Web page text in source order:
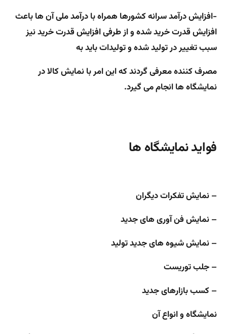
-افزایش درآمد سرانه کشورها همراه با درآمد ملی آن ها باعث
افزایش قدرت خرید شده و از طرفی افزایش قدرت خرید نیز
سبب تغییر در تولید شده و تولیدات باید به
مصرف کننده معرفی گردند که این امر با نمایش کالا در
نمایشگاه ها انجام می گیرد.
فواید نمایشگاه ها
– نمایش تفکرات دیگران
– نمایش فن آوری های جدید
– نمایش شیوه های جدید تولید
– جلب توریست
– کسب بازارهای جدید
نمایشگاه و انواع آن